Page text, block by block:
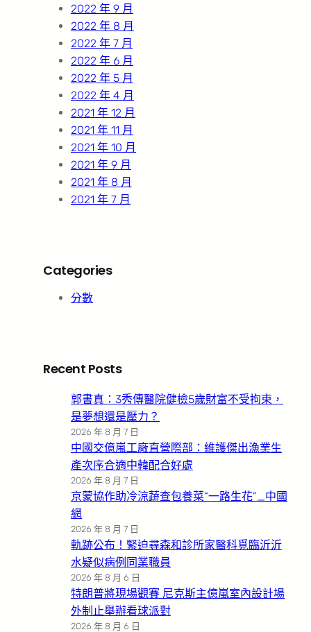
2022 年 9 月
2022 年 8 月
2022 年 7 月
2022 年 6 月
2022 年 5 月
2022 年 4 月
2021 年 12 月
2021 年 11 月
2021 年 10 月
2021 年 9 月
2021 年 8 月
2021 年 7 月
Categories
分數
Recent Posts
郭書真：3秀傳醫院健檢5歲財富不受拘束，
是夢想還是壓力？
2026 年 8 月 7 日
中國交億嵐工廠直營際部：維護傑出漁業生
產次序合適中韓配合好處
2026 年 8 月 7 日
京蒙協作助冷涼蔬查包養菜“一路生花”_中國
網
2026 年 8 月 7 日
軌跡公布！緊迫尋森和診所家醫科覓臨沂沂
水疑似病例同業職員
2026 年 8 月 6 日
特朗普將現場觀賽 尼克斯主億嵐室內設計場
外制止舉辦看球派對
2026 年 8 月 6 日